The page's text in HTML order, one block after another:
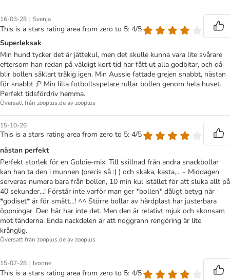
16-03-28 | Svenja
This is a stars rating area from zero to 5: 4/5
Superleksak
Min hund tycker det är jättekul, men det skulle kunna vara lite svårare
eftersom han redan på väldigt kort tid har fått ut alla godbitar, och då
blir bollen såklart tråkig igen. Min Aussie fattade grejen snabbt, nästan
för snabbt ;P Min lilla fotbollsspelare rullar bollen genom hela huset.
Perfekt tidsfördriv hemma.
Översatt från zooplus.de av zooplus
15-10-26
This is a stars rating area from zero to 5: 4/5
nästan perfekt
Perfekt storlek för en Goldie-mix. Till skillnad från andra snackbollar
kan han ta den i munnen (precis så :) ) och skaka, kasta,... - Middagen
serveras numera bara från bollen, 10 min kul istället för att sluka allt på
40 sekunder...! Förstår inte varför man ger *bollen* dåligt betyg när
*godiset* är för smått...! ^^ Större bollar av hårdplast har justerbara
öppningar. Den här har inte det. Men den är relativt mjuk och skonsam
mot tänderna. Enda nackdelen är att noggrann rengöring är lite
krånglig.
Översatt från zooplus.de av zooplus
15-07-28 | Ivonne
This is a stars rating area from zero to 5: 4/5